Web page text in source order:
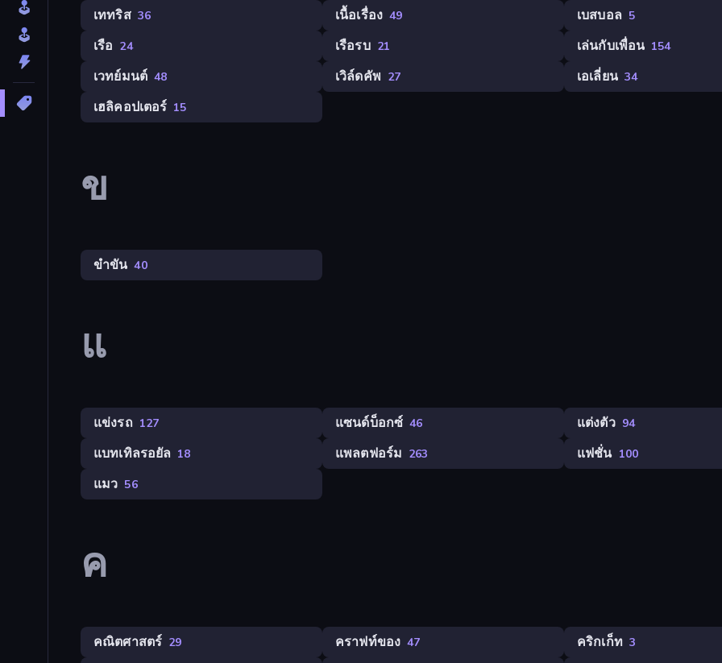
เททริส 36 เนื้อเรื่อง 49 เบสบอล 5
เรือ 24 เรือรบ 21 เล่นกับเพื่อน 154
เวทย์มนต์ 48 เวิล์ดคัพ 27 เอเลี่ยน 34
เฮลิคอปเตอร์ 15
ข
ขำขัน 40
แ
แข่งรถ 127 แซนด์บ็อกซ์ 46 แต่งตัว 94
แบทเทิลรอยัล 18 แพลตฟอร์ม 263 แฟชั่น 100
แมว 56
ค
คณิตศาสตร์ 29 คราฟท์ของ 47 คริกเก็ท 3